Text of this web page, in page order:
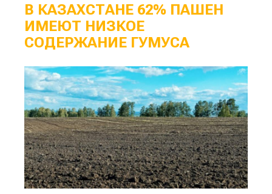
В КАЗАХСТАНЕ 62% ПАШЕН
ИМЕЮТ НИЗКОЕ
СОДЕРЖАНИЕ ГУМУСА